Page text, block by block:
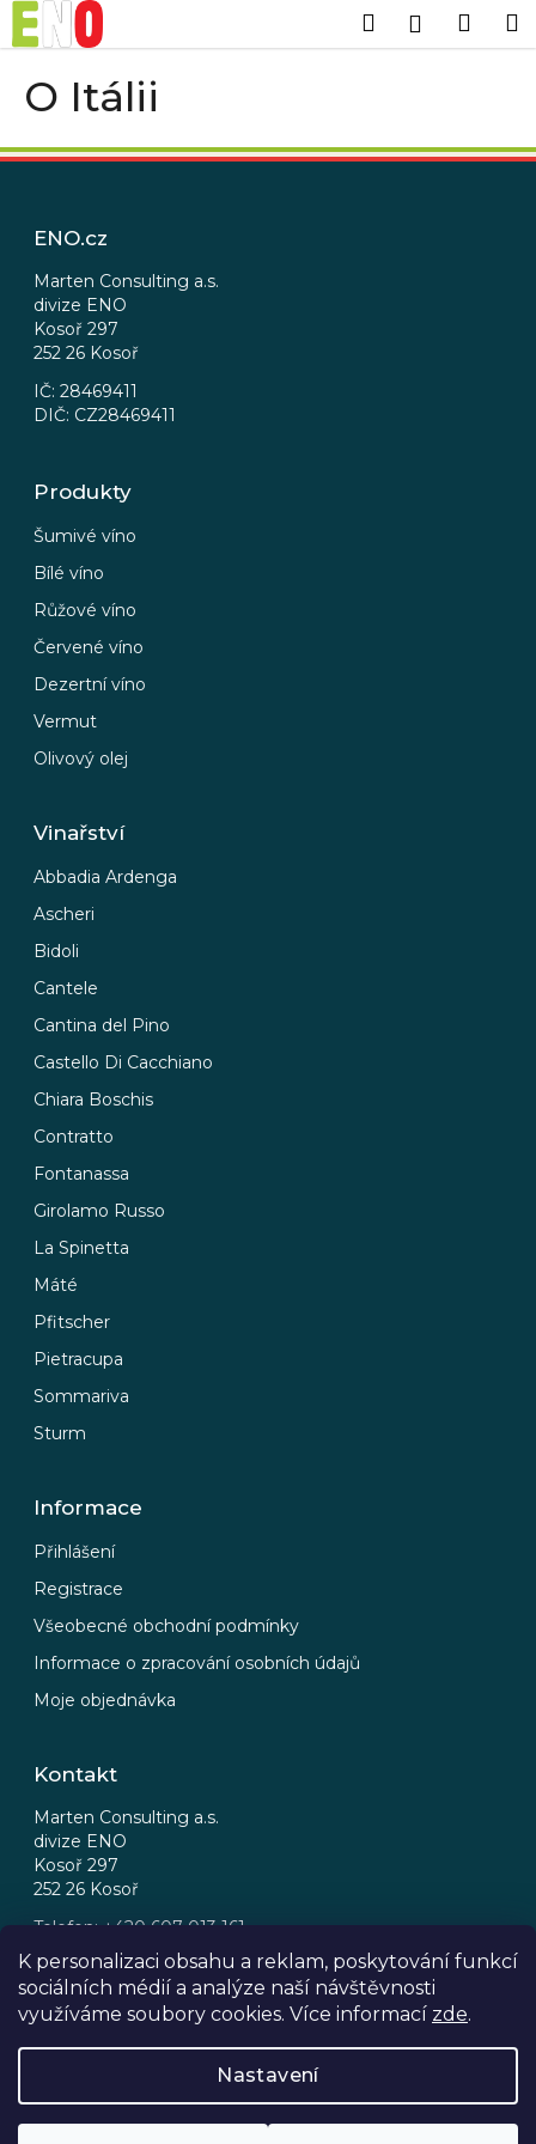
K personalizaci obsahu a reklam, poskytování funkcí
sociálních médií a analýze naší návštěvnosti
využíváme soubory cookies. Více informací zde.
Nastavení
Přejít
obsah
Hledat
O Itálii
K
o
k
o
o
e
b
u
e
n
a
t
?
D
o
o
u
č
u
m
e
Z
ENO.cz
Marten Consulting a.s.
divize ENO
Kosoř 297
252 26 Kosoř
IČ: 28469411
DIČ: CZ28469411
Produkty
Šumivé víno
Bílé víno
Růžové víno
Červené víno
Dezertní víno
Vermut
Olivový olej
Vinařství
Abbadia Ardenga
Ascheri
Bidoli
Cantele
Cantina del Pino
Castello Di Cacchiano
Chiara Boschis
Contratto
Fontanassa
Girolamo Russo
La Spinetta
Máté
Pfitscher
Pietracupa
Sommariva
Sturm
Informace
Přihlášení
Registrace
Všeobecné obchodní podmínky
Informace o zpracování osobních údajů
Moje objednávka
Kontakt
Marten Consulting a.s.
divize ENO
Kosoř 297
252 26 Kosoř
Telefon: +420 607 013 161
Email: eno@eno.cz
IG